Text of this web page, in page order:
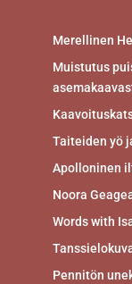
Merellinen
Muistutus
Taiteiden yö
Apolloninen
Noora
Words with
Pennitön